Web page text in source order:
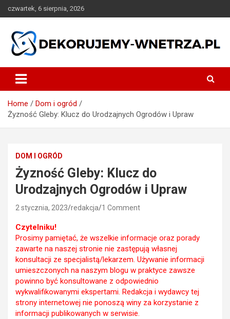
to
czwartek, 6 sierpnia, 2026
dekorujemy-wnetrza.pl
Home
Dom i ogród
Żyzność Gleby: Klucz do Urodzajnych Ogrodów i Upraw
DOM I OGRÓD
Żyzność Gleby: Klucz do
Urodzajnych Ogrodów i Upraw
2 stycznia, 2023 redakcja 1 Comment
Czytelniku!
Prosimy pamiętać, że wszelkie informacje oraz porady
zawarte na naszej stronie nie zastępują własnej
konsultacji ze specjalistą/lekarzem. Używanie informacji
umieszczonych na naszym blogu w praktyce zawsze
powinno być konsultowane z odpowiednio
wykwalifikowanymi ekspertami. Redakcja i wydawcy tej
strony internetowej nie ponoszą winy za korzystanie z
informacji publikowanych w serwisie.